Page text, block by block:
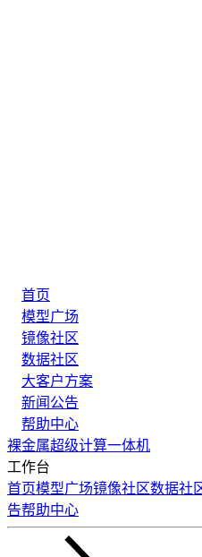
首页
模型广场
镜像社区
数据社区
大客户方案
新闻公告
帮助中心
裸金属超级计算一体机
工作台
首页模型广场镜像社区数据社
告帮助中心